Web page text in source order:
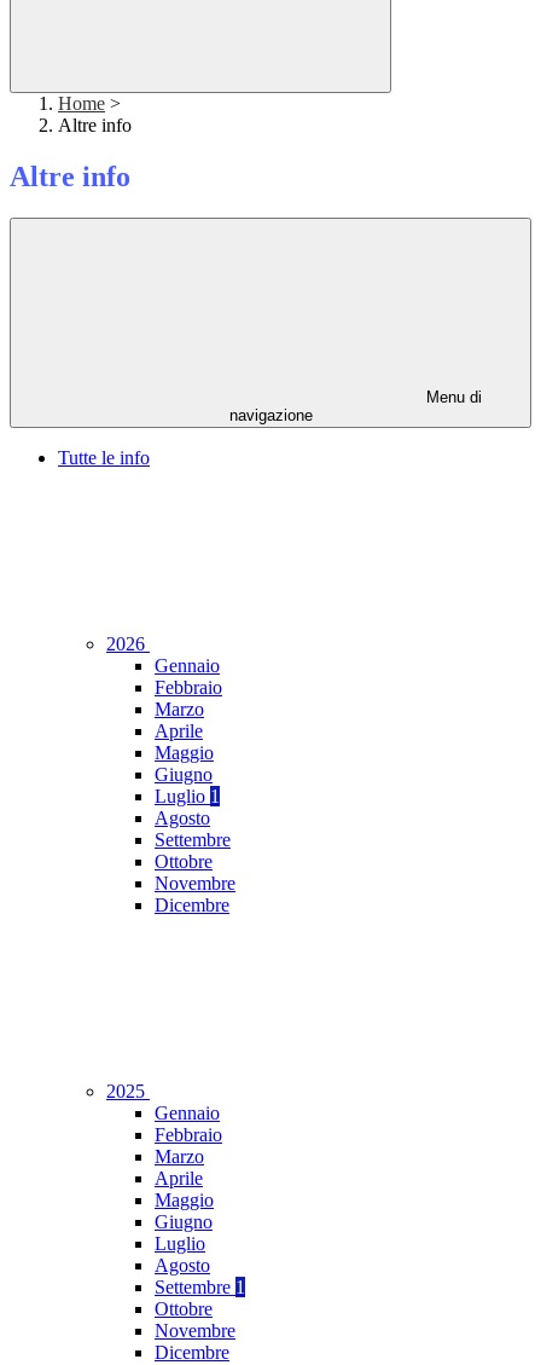
Home >
Altre info
Altre info
Menu di
navigazione
Tutte le info
2026
Gennaio
Febbraio
Marzo
Aprile
Maggio
Giugno
Luglio 1
Agosto
Settembre
Ottobre
Novembre
Dicembre
2025
Gennaio
Febbraio
Marzo
Aprile
Maggio
Giugno
Luglio
Agosto
Settembre 1
Ottobre
Novembre
Dicembre